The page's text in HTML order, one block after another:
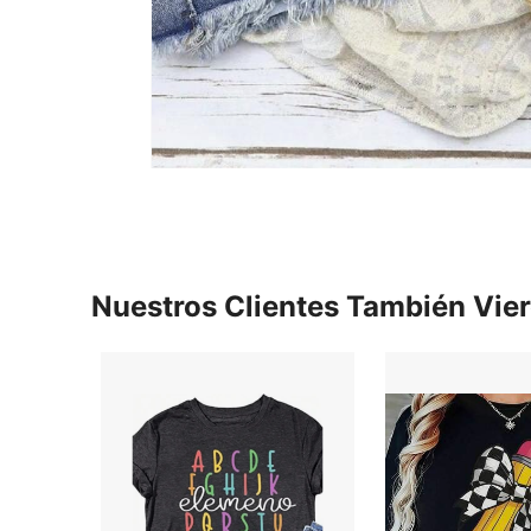
Nuestros Clientes También